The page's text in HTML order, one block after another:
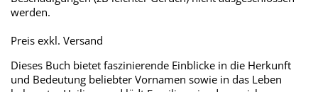
werden.
Preis exkl. Versand
Dieses Buch bietet faszinierende Einblicke in die Herkunft
und Bedeutung beliebter Vornamen sowie in das Leben